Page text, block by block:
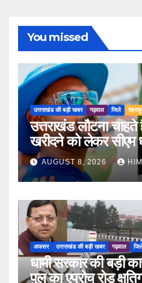
You missed
उत्तराखंड की बड़ी खबर गढ़वाल जिले
उत्तराखंड लौटना
खरीदने को लेकर सीएम
गुहारAUGUST 8, 2026
अफसर उत्तराखंड की बड़ी खबर गढ़वाल
धामी सरकार की बड़ी
पुल का एप्रोच रोड